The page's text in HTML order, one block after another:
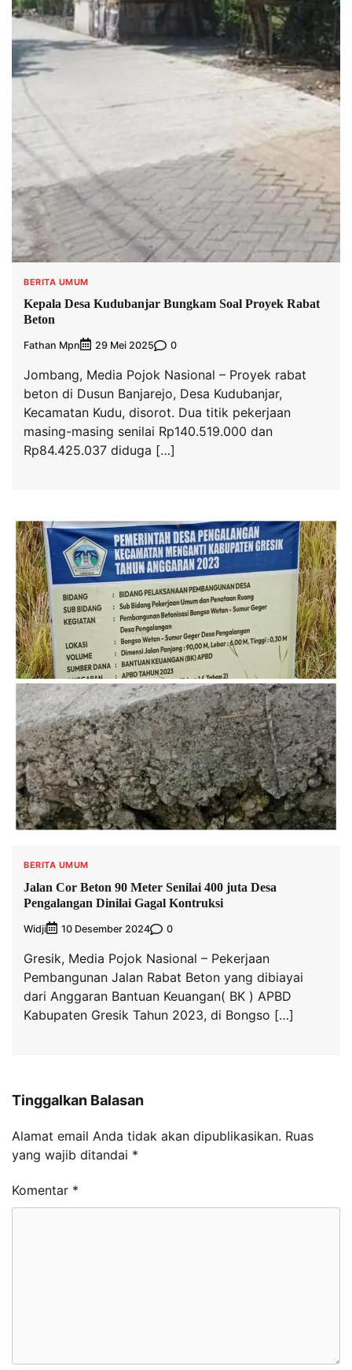
BERITA UMUM
Kepala Desa Kudubanjar Bungkam Soal Proyek Rabat
Beton
Fathan Mpn 29 Mei 2025 0
Jombang, Media Pojok Nasional – Proyek rabat
beton di Dusun Banjarejo, Desa Kudubanjar,
Kecamatan Kudu, disorot. Dua titik pekerjaan
masing-masing senilai Rp140.519.000 dan
Rp84.425.037 diduga […]
BERITA UMUM
Jalan Cor Beton 90 Meter Senilai 400 juta Desa
Pengalangan Dinilai Gagal Kontruksi
Widji 10 Desember 2024 0
Gresik, Media Pojok Nasional – Pekerjaan
Pembangunan Jalan Rabat Beton yang dibiayai
dari Anggaran Bantuan Keuangan( BK ) APBD
Kabupaten Gresik Tahun 2023, di Bongso […]
Tinggalkan Balasan
Alamat email Anda tidak akan dipublikasikan. Ruas
yang wajib ditandai *
Komentar *